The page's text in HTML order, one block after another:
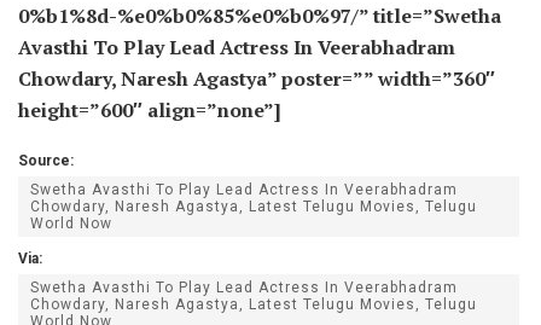
0%b1%8d-%e0%b0%85%e0%b0%97/” title=”Swetha
Avasthi To Play Lead Actress In Veerabhadram
Chowdary, Naresh Agastya” poster=”” width=”360″
height=”600″ align=”none”]
Source:
Swetha Avasthi To Play Lead Actress In Veerabhadram
Chowdary, Naresh Agastya, Latest Telugu Movies, Telugu
World Now
Via:
Swetha Avasthi To Play Lead Actress In Veerabhadram
Chowdary, Naresh Agastya, Latest Telugu Movies, Telugu
World Now